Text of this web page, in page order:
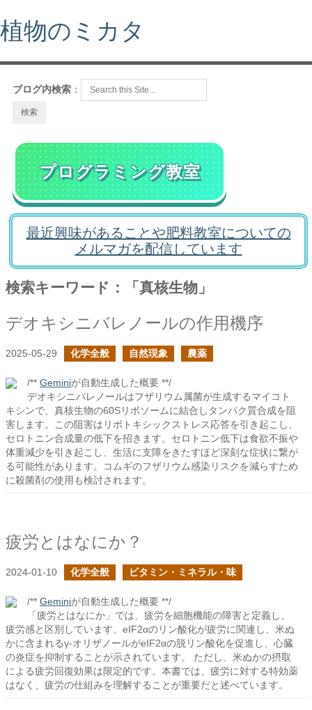
植物のミカタ
ブログ内検索 ：
プログラミング教室
最近興味があることや肥料教室についての
メルマガを配信しています
検索キーワード：「真核生物」
デオキシニバレノールの作用機序
2025-05-29 化学全般 自然現象 農薬
/** Geminiが自動生成した概要 **/
デオキシニバレノールはフザリウム属菌が生成するマイコト
キシンで、真核生物の60Sリボソームに結合しタンパク質合成を阻
害します。この阻害はリボトキシックストレス応答を引き起こし、
セロトニン合成量の低下を招きます。セロトニン低下は食欲不振や
体重減少を引き起こし、生活に支障をきたすほど深刻な症状に繋が
る可能性があります。コムギのフザリウム感染リスクを減らすため
に殺菌剤の使用も検討されます。
疲労とはなにか？
2024-01-10 化学全般 ビタミン・ミネラル・味
/** Geminiが自動生成した概要 **/
「疲労とはなにか」では、疲労を細胞機能の障害と定義し、
疲労感と区別しています。eIF2αのリン酸化が疲労に関連し、米ぬ
かに含まれるγ-オリザノールがeIF2αの脱リン酸化を促進し、心臓
の炎症を抑制することが示されています。 ただし、米ぬかの摂取
による疲労回復効果は限定的です。本書では、疲労に対する特効薬
はなく、疲労の仕組みを理解することが重要だと述べています。